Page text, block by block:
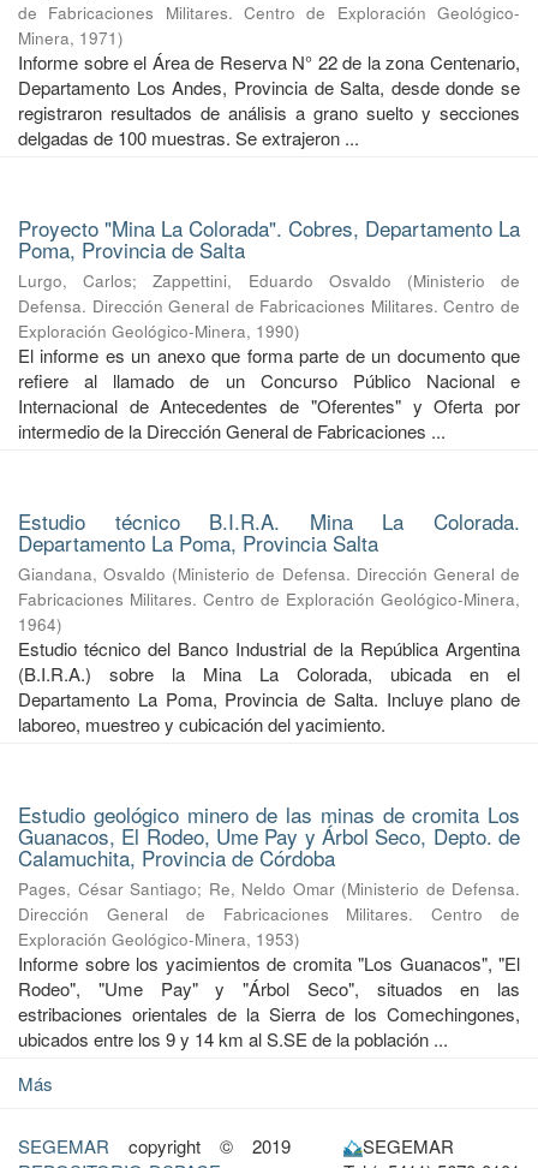
de Fabricaciones Militares. Centro de Exploración Geológico-
Minera, 1971)
Informe sobre el Área de Reserva N° 22 de la zona Centenario,
Departamento Los Andes, Provincia de Salta, desde donde se
registraron resultados de análisis a grano suelto y secciones
delgadas de 100 muestras. Se extrajeron ...
Proyecto "Mina La Colorada". Cobres, Departamento La
Poma, Provincia de Salta
Lurgo, Carlos;Zappettini, Eduardo Osvaldo (Ministerio de
Defensa. Dirección General de Fabricaciones Militares. Centro de
Exploración Geológico-Minera, 1990)
El informe es un anexo que forma parte de un documento que
refiere al llamado de un Concurso Público Nacional e
Internacional de Antecedentes de "Oferentes" y Oferta por
intermedio de la Dirección General de Fabricaciones ...
Estudio técnico B.I.R.A. Mina La Colorada.
Departamento La Poma, Provincia Salta
Giandana, Osvaldo (Ministerio de Defensa. Dirección General de
Fabricaciones Militares. Centro de Exploración Geológico-Minera,
1964)
Estudio técnico del Banco Industrial de la República Argentina
(B.I.R.A.) sobre la Mina La Colorada, ubicada en el
Departamento La Poma, Provincia de Salta. Incluye plano de
laboreo, muestreo y cubicación del yacimiento.
Estudio geológico minero de las minas de cromita Los
Guanacos, El Rodeo, Ume Pay y Árbol Seco, Depto. de
Calamuchita, Provincia de Córdoba
Pages, César Santiago; Re, Neldo Omar (Ministerio de Defensa.
Dirección General de Fabricaciones Militares. Centro de
Exploración Geológico-Minera, 1953)
Informe sobre los yacimientos de cromita "Los Guanacos", "El
Rodeo", "Ume Pay" y "Árbol Seco", situados en las
estribaciones orientales de la Sierra de los Comechingones,
ubicados entre los 9 y 14 km al S.SE de la población ...
Más
SEGEMAR copyright © 2019
SEGEMAR